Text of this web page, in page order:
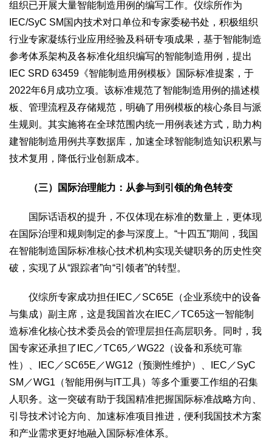
组织已开展大量智能制造用例的编写工作。仪综所作为
IEC/SyC SM国内技术对口单位和专家委秘书处，积极组织
行业专家凝练行业应用经验及科研专项成果，基于智能制造
参考体系架构及各标准化组织编写的智能制造用例，提出
IEC SRD 63459《智能制造用例模板》国际标准提案，于
2022年6月成功立项。该标准规范了智能制造用例的描述模
板、管理流程及存储规范，明确了用例模板的核心条目与派
生规则。其实施将在全球范围内统一用例表述方式，助力构
建智能制造用例共享数据库，加速全球智能制造知识积累与
技术复用，降低行业创新成本。
（三）国际治理能力：从参与到引领的角色转变
国际话语权的提升，不仅体现在标准的数量上，更体现
在国际治理和规则制定的参与深度上。“十四五”期间，我国
在智能制造国际标准核心技术机构实现关键职务的历史性突
破，实现了从“跟踪者”向“引领者”的转型。
仪综所专家成功担任IEC／SC65E（企业系统中的设备
与集成）副主席，这是我国首次在IEC／TC65这一智能制
造标准化核心技术委员会的管理层担任高层职务。同时，我
国专家还承担了IEC／TC65／WG22（设备和系统可靠
性）、IEC／SC65E／WG12（预测性维护）、IEC／SyC
SM／WG1（智能用例与IT工具）等多个重要工作组的召集
人职务。这一突破有助于我国精准把握国际标准战略方向、
引导技术讨论方向、加速标准项目推进，便利我国技术方案
和产业需求更好地融入国际标准体系。